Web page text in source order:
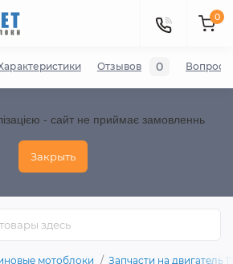
- сайт не приймає замовленнь
Закрыть
0
мотоблоки Запчасти на двигатель
Отзывов 0 Вопросы